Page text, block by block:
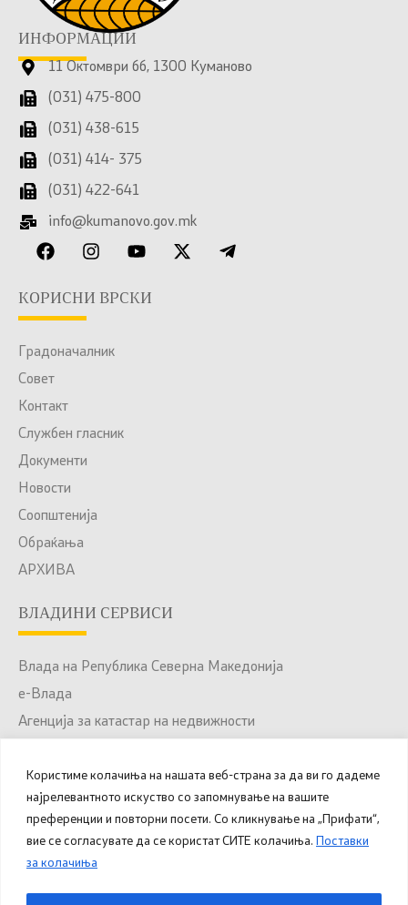
Користиме колачиња на нашата веб-страна за да ви го дадеме
најрелевантното искуство со запомнување на вашите
преференции и повторни посети. Со кликнување на „Прифати“,
вие се согласувате да се користат СИТЕ колачиња. Поставки
за колачиња
ИНФОРМАЦИИ
11 Октомври бб, 1300 Куманово
(031) 475-800
(031) 438-615
(031) 414- 375
(031) 422-641
info@kumanovo.gov.mk
КОРИСНИ ВРСКИ
Градоначалник
Совет
Контакт
Службен гласник
Документи
Новости
Соопштенија
Обраќања
АРХИВА
ВЛАДИНИ СЕРВИСИ
Влада на Република Северна Македонија
е-Влада
Агенција за катастар на недвижности
Портал за отворени податоци
Национален Портал за е-Услуги